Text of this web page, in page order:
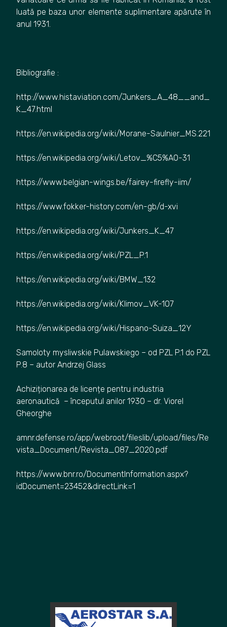
luată pe baza unor elemente suplimentare apărute în
anul 1931.
Bibliografie :
http://www.histaviation.com/Junkers_A_48__and_
K_47.html
https://en.wikipedia.org/wiki/Morane-Saulnier_MS.221
https://en.wikipedia.org/wiki/Letov_%C5%A0-31
https://www.belgian-wings.be/fairey-firefly-iim/
https://www.fokker-history.com/en-gb/d-xvi
https://en.wikipedia.org/wiki/Junkers_K_47
https://en.wikipedia.org/wiki/PZL_P.1
https://en.wikipedia.org/wiki/BMW_132
https://en.wikipedia.org/wiki/Klimov_VK-107
https://en.wikipedia.org/wiki/Hispano-Suiza_12Y
Samoloty mysliwskie Pulawskiego – od PZL P.1 do PZL
P.8 – autor Andrzej Glass
Achiziționarea de licențe pentru industria
aeronautică – începutul anilor 1930 – dr. Viorel
Gheorghe
amnr.defense.ro/app/webroot/fileslib/upload/files/Re
vista_Document/Revista_087_2020.pdf
https://www.bnr.ro/DocumentInformation.aspx?
idDocument=23452&directLink=1